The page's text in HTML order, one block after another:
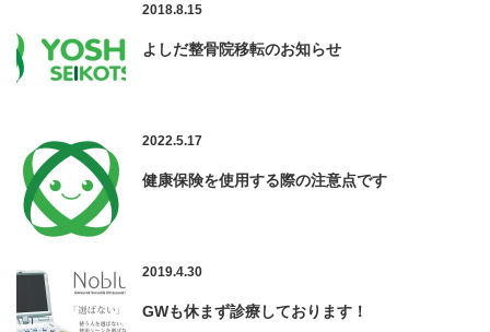
2018.8.15
よしだ整骨院移転のお知らせ
2022.5.17
健康保険を使用する際の注意点です
2019.4.30
GWも休まず診療しております！